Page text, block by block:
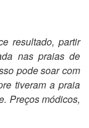
resultado, partir
nas praias de
pode soar com
tiveram a praia
Preços módicos,